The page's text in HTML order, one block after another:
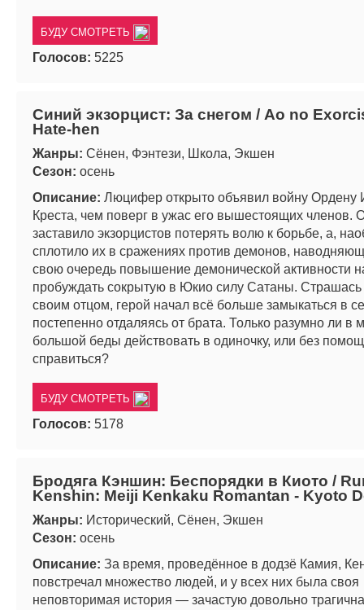
БУДУ СМОТРЕТЬ
Голосов: 5225
Синий экзорцист: За снегом / Ao no
Hate-hen
Жанры: Сёнен, Фэнтези, Школа, Экшен
Сезон: осень
Описание: Люцифер открыто объявил войну Ордену
Креста, чем поверг в ужас его вышестоящих членов.
заставило экзорцистов потерять волю к борьбе, а,
сплотило их в сражениях против демонов,
свою очередь повышение демонической активности
пробуждать сокрытую в Юкио силу Сатаны. Страшась
своим отцом, герой начал всё больше замыкаться в
постепенно отдаляясь от брата. Только разумно ли в
большой беды действовать в одиночку, или без
справиться?
БУДУ СМОТРЕТЬ
Голосов: 5178
Бродяга Кэншин: Беспорядки в Киото /
Kenshin: Meiji Kenkaku Romantan - Kyoto
Жанры: Исторический, Сёнен, Экшен
Сезон: осень
Описание: За время, проведённое в додзё Камия,
повстречал множество людей, и у всех них была своя
неповторимая история — зачастую довольно